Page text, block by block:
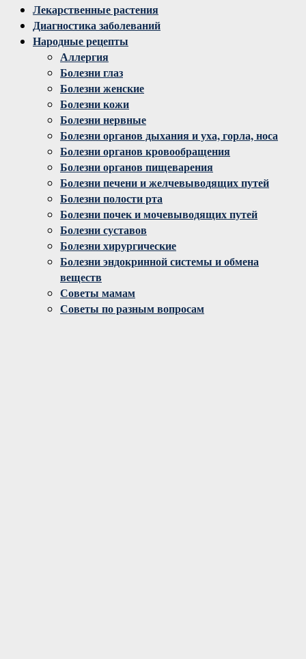
Facebook
Twitter
Instagram
YoutubeЛекарственные растения
Диагностика заболеваний
Народные рецепты
Аллергия
Болезни глаз
Болезни женские
Болезни кожи
Болезни нервные
Болезни органов дыхания и уха, горла, носа
Болезни органов кровообращения
Болезни органов пищеварения
Болезни печени и желчевыводящих путей
Болезни полости рта
Болезни почек и мочевыводящих путей
Болезни суставов
Болезни хирургические
Болезни эндокринной системы и обмена
веществ
Советы мамам
Советы по разным вопросам